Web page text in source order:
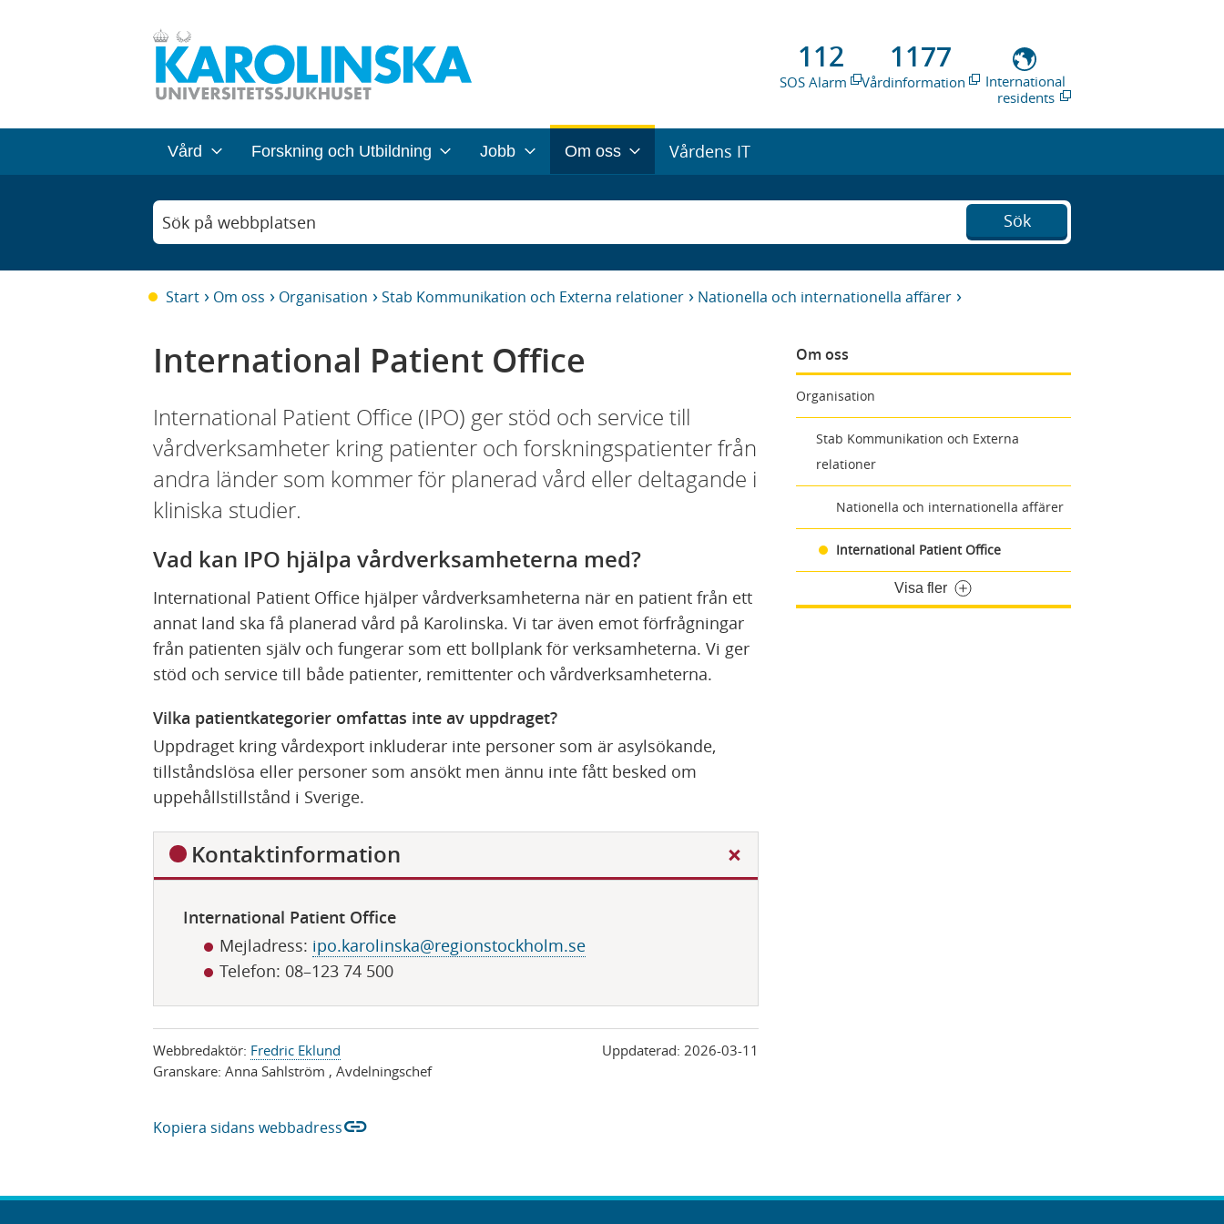
112
SOS Alarm
1177
Vårdinformation
International
residents
Vård Forskning och Utbildning Jobb Om oss Vårdens IT
Sök på webbplatsen Sök
Start Om oss Organisation Stab Kommunikation och Externa relationer Nationella och internationella affärer
Om oss
Organisation
Stab Kommunikation och Externa
relationer
Nationella och internationella affärer
International Patient Office
Visa fler
International Patient Office
International Patient Office (IPO) ger stöd och service till
vårdverksamheter kring patienter och forskningspatienter från
andra länder som kommer för planerad vård eller deltagande i
kliniska studier.
Vad kan IPO hjälpa vårdverksamheterna med?
International Patient Office hjälper vårdverksamheterna när en patient från ett
annat land ska få planerad vård på Karolinska. Vi tar även emot förfrågningar
från patienten själv och fungerar som ett bollplank för verksamheterna. Vi ger
stöd och service till både patienter, remittenter och vårdverksamheterna.
Vilka patientkategorier omfattas inte av uppdraget?
Uppdraget kring vårdexport inkluderar inte personer som är asylsökande,
tillståndslösa eller personer som ansökt men ännu inte fått besked om
uppehållstillstånd i Sverige.
D
ö
j
Kontaktinformation
International Patient Office
Mejladress: ipo.karolinska@regionstockholm.se
Telefon: 08–123 74 500
Webbredaktör: Fredric Eklund
Granskare: Anna Sahlström , Avdelningschef
Uppdaterad:2026-03-11
Kopiera sidans webbadresslink